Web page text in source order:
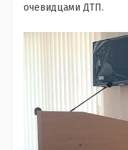
очевидцами ДТП.